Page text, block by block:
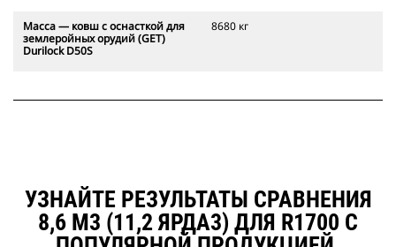
Масса — ковш с оснасткой для
землеройных орудий (GET)
Durilock D50S
8680 кг
УЗНАЙТЕ РЕЗУЛЬТАТЫ СРАВНЕНИЯ
8,6 М3 (11,2 ЯРДА3) ДЛЯ R1700 С